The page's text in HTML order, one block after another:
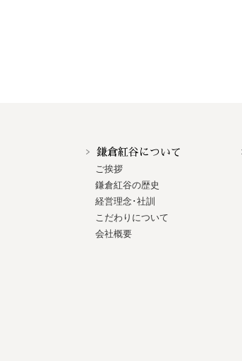
鎌倉紅谷について
ご挨拶
鎌倉紅谷の歴史
経営理念･社訓
こだわりについて
会社概要